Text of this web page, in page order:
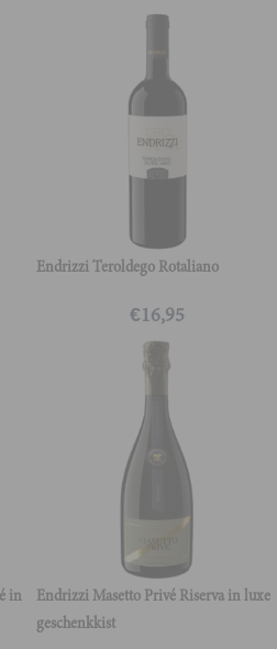
Endrizzi Teroldego Rotaliano
€16,95
in
Endrizzi Masetto Privé Riserva in luxe
geschenkkist